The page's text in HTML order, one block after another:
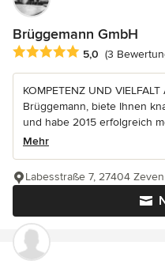
Brüggemann GmbH
Durchschnittliche
5,0 (3
KOMPETENZ UND
Brüggemann, biete Ihnen
und habe 2015 erfolgreich
Mehr
Labesstraße 7, 27404 Zeven